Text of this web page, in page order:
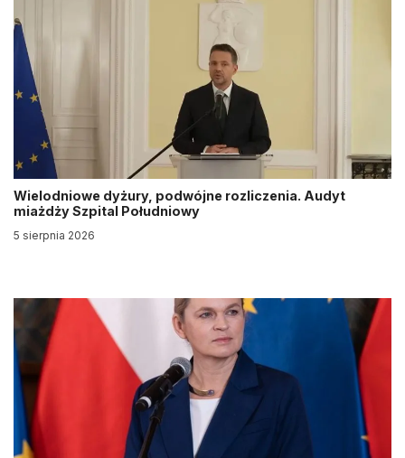
Wielodniowe dyżury, podwójne rozliczenia. Audyt
miażdży Szpital Południowy
5 sierpnia 2026